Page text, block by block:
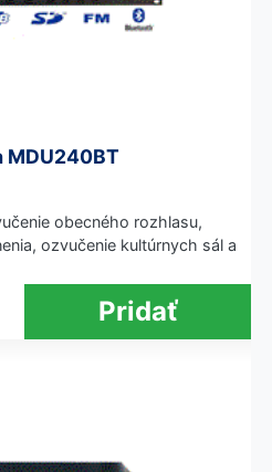
MDU240BT
obecného rozhlasu,
ozvučenie kultúrnych sál a